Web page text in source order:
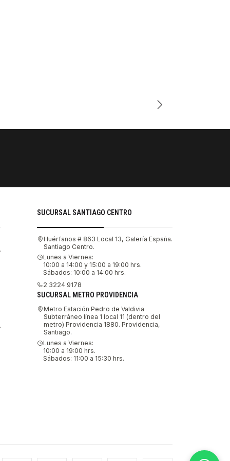
SUCURSAL SANTIAGO CENTRO
Huérfanos # 863 Local 13, Galería España.
Santiago Centro.
Lunes a Viernes:
10:00 a 14:00 y 15:00 a 19:00 hrs.
Sábados: 10:00 a 14:00 hrs.
2 3224 9178
SUCURSAL METRO PROVIDENCIA
Metro Estación Pedro de Valdivia
Subterráneo línea 1 local 11 (dentro del
metro) Providencia 1880. Providencia,
Santiago.
Lunes a Viernes:
10:00 a 19:00 hrs.
Sábados: 11:00 a 15:30 hrs.